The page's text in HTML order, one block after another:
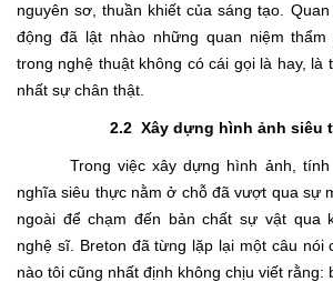
nguyên sơ, thuần khiết của sáng tạo.
động đã lật nhào những quan niệm
trong nghệ thuật không có cái gọi là hay, là
nhất sự chân thật.
2.2 Xây dựng hình ảnh siêu
Trong việc xây dựng hình ảnh,
nghĩa siêu thực nằm ở chỗ đã vượt qua sự
ngoài để chạm đến bản chất sự vật qua
nghệ sĩ. Breton đã từng lặp lại một câu nói
nào tôi cũng nhất định không chịu viết rằng: